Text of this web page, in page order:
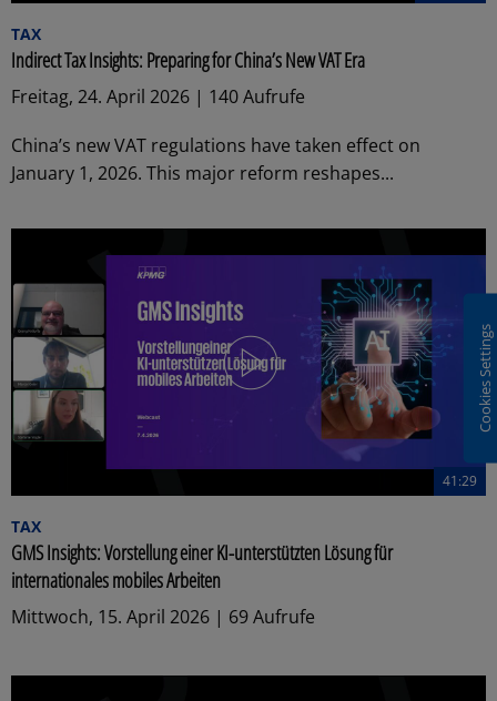
TAX
Indirect Tax Insights: Preparing for China’s New VAT Era
Freitag, 24. April 2026 | 140 Aufrufe
China’s new VAT regulations have taken effect on
January 1, 2026. This major reform reshapes...
41:29
TAX
GMS Insights: Vorstellung einer KI-unterstützten Lösung für
internationales mobiles Arbeiten
Mittwoch, 15. April 2026 | 69 Aufrufe
Cookies Settings